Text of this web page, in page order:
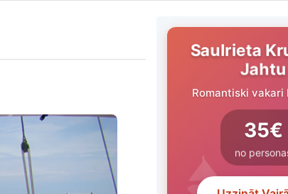
Saulrieta
Jahtu
Romantiski vakari
35€
no